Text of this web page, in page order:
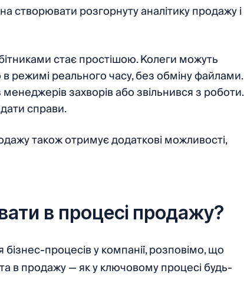
створювати розгорнуту аналітику продажу і
стає простішою. Колеги можуть
режимі реального часу, без обміну файлами.
захворів або звільнився з роботи.
справи.
також отримує додаткові можливості,
в процесі продажу?
процесів у компанії, розповімо, що
в продажу — як у ключовому процесі будь-